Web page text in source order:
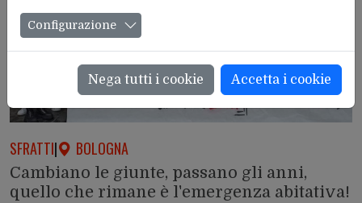
SFRATTI| BOLOGNA
Cambiano le giunte, passano gli anni,
quello che rimane è l'emergenza abitativa!
Configurazione
Nega tutti i cookie Accetta i cookie